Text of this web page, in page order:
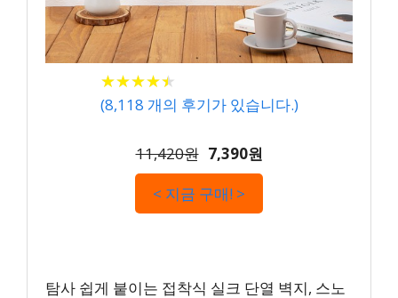
★★★★★
★★★★★
(8,118 개의 후기가 있습니다.)
11,420원 7,390원
< 지금 구매! >
탐사 쉽게 붙이는 접착식 실크 단열 벽지, 스노